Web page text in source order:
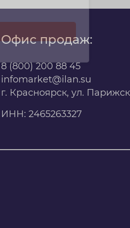
Офис продаж:
8 (800) 200 88 45
infomarket@ilan.su
г. Красноярск, ул.
ИНН: 2465263327